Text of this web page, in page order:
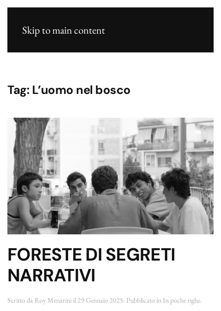
Skip to main content
Tag: L’uomo nel bosco
FORESTE DI SEGRETI
NARRATIVI
Scritto da Roy Menarini il 29 Gennaio 2025 . Pubblicato in In poche righe